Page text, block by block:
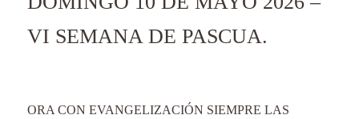
VI SEMANA DE PASCUA.
ORA CON EVANGELIZACIÓN SIEMPRE LAS